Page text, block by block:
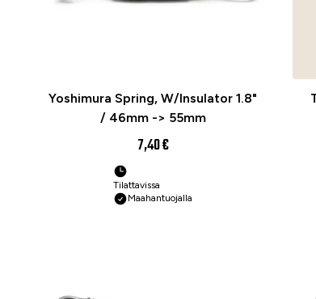
Yoshimura Spring, W/Insulator 1.8"
/ 46mm -> 55mm
7,40 €
Tilattavissa
Maahantuojalla